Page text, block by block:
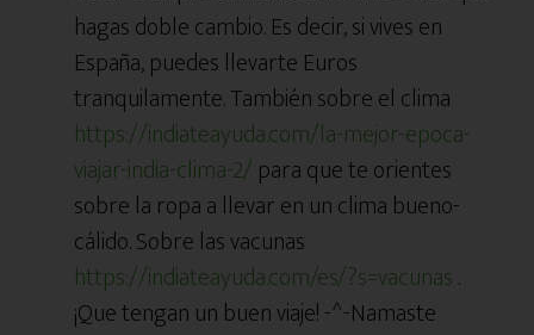
hagas doble cambio. Es decir, si vives en
España, puedes llevarte Euros
tranquilamente. También sobre el clima
https://indiateayuda.com/la-mejor-epoca-
viajar-india-clima-2/ para que te orientes
sobre la ropa a llevar en un clima bueno-
cálido. Sobre las vacunas
https://indiateayuda.com/es/?s=vacunas.
¡Que tengan un buen viaje! -^-Namaste